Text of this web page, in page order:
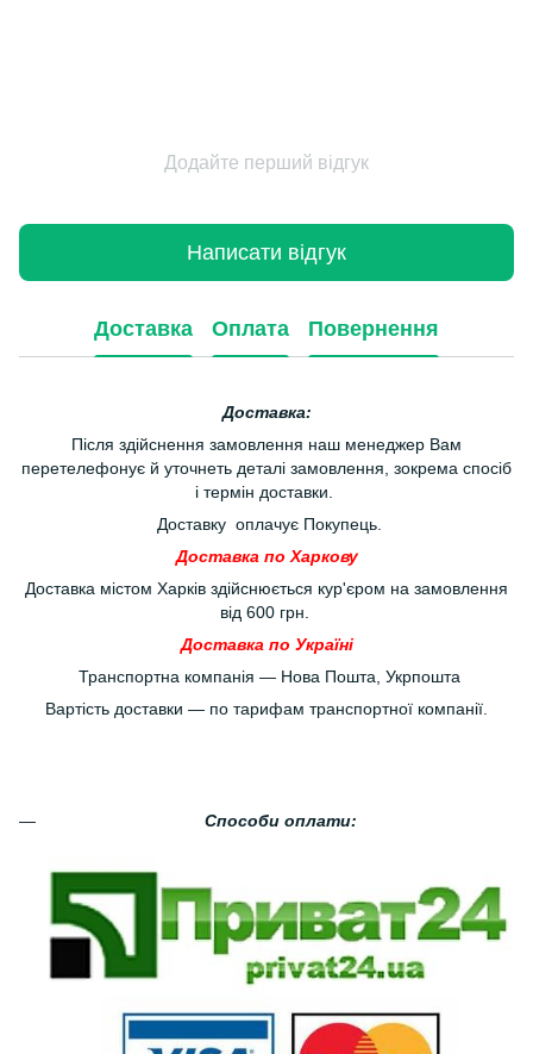
Додайте перший відгук
Написати відгук
Доставка Оплата Повернення
Доставка:
Після здійснення замовлення наш менеджер Вам
перетелефонує й уточнеть деталі замовлення, зокрема спосіб
і термін доставки.
Доставку оплачує Покупець.
Доставка по Харкову
Доставка містом Харків здійснюється кур'єром на замовлення
від 600 грн.
Доставка по Україні
Транспортна компанія — Нова Пошта, Укрпошта
Вартість доставки — по тарифам транспортної компанії.
Способи оплати: